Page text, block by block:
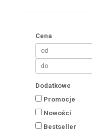
Cena
Dodatkowe
Promocje
Nowości
Bestseller